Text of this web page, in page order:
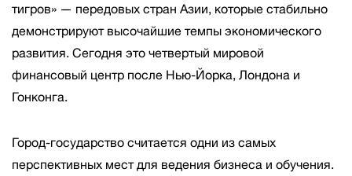
тигров» — передовых стран Азии, которые стабильно
демонстрируют высочайшие темпы экономического
развития. Сегодня это четвертый мировой
финансовый центр после Нью-Йорка, Лондона и
Гонконга.
Город-государство считается одни из самых
перспективных мест для ведения бизнеса и обучения.